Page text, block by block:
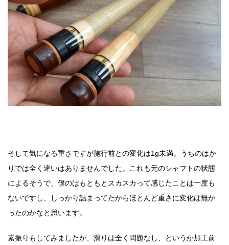
そして気になる重さですが施行前との変化は1g未満。うちのはか
りでは全く違いはありませんでした。これも元のシャフトの状態
によるそうで、僕のはもともとスカスカって感じたことは一度も
ないですし、しっかり詰まってたからほとんど重さに変化は無か
ったのかなと思います。
素振りもしてみましたが、滑りは全く問題なし、というか加工前